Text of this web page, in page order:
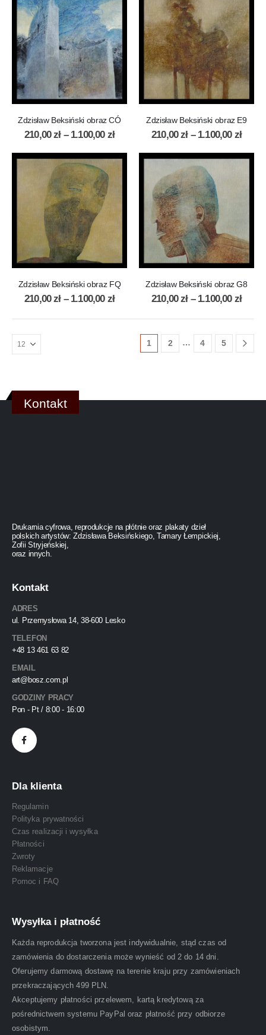
Zdzisław Beksiński obraz CÓ
210,00zł – 1.100,00 zł
Zdzisław Beksiński obraz E9
210,00zł – 1.100,00 zł
Zdzisław Beksiński obraz FQ
210,00zł – 1.100,00 zł
Zdzisław Beksiński obraz G8
210,00zł – 1.100,00 zł
1 2 … 4 5
Kontakt
Drukarnia cyfrowa, reprodukcje na płótnie oraz plakaty dzieł
polskich artystów: Zdzisława Beksińskiego, Tamary Łempickiej,
Zofii Stryjeńskiej,
oraz innych.
Kontakt
ADRES
ul. Przemysłowa 14, 38-600 Lesko
TELEFON
+48 13 461 63 82
EMAIL
art@bosz.com.pl
GODZINY PRACY
Pon - Pt / 8:00 - 16:00
Dla klienta
Regulamin
Polityka prywatności
Czas realizacji i wysyłka
Płatności
Zwroty
Reklamacje
Pomoc i FAQ
Wysyłka i płatność
Każda reprodukcja tworzona jest indywidualnie, stąd czas od
zamówienia do dostarczenia może wynieść od 2 do 14 dni.
Oferujemy darmową dostawę na terenie kraju przy zamówieniach
przekraczających 499 PLN.
Akceptujemy płatności przelewem, kartą kredytową za
pośrednictwem systemu PayPal oraz płatność przy odbiorze
osobistym.